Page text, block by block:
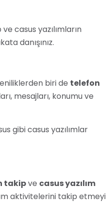
casus yazılımların
danışınız.
biri de telefon
mesajları, konumu ve
gibi casus yazılımlar
takipve casus yazılım
aktivitelerini takip etmeyi